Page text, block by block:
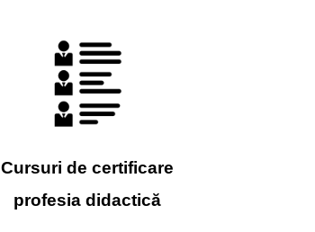
Cursuri de certificare
profesia didactică